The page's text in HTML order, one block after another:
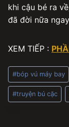
khi cậu bé ra
đã đời nữa
XEM TIẾP :
Post
Tags:
#bóp vú máy bay
#truyện bú cặc